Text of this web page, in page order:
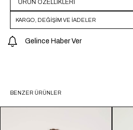
ÜRÜN ÖZELLIKLERI
KARGO, DEĞİŞİM VE İADELER
Gelince Haber Ver
BENZER ÜRÜNLER